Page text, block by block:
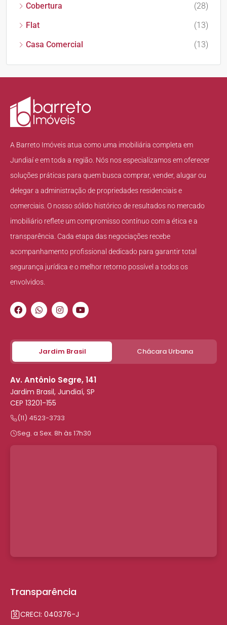
Cobertura
(28)
Flat
(13)
Casa Comercial
(13)
A Barreto Imóveis atua como uma imobiliária completa em
Jundiaí e em toda a região. Nós nos especializamos em oferecer
soluções práticas para quem busca comprar, vender, alugar ou
delegar a administração de propriedades residenciais e
comerciais. O nosso sólido histórico de resultados no mercado
imobiliário reflete um compromisso contínuo com a ética e a
transparência. Cada etapa das negociações recebe
acompanhamento profissional dedicado para garantir total
segurança jurídica e o melhor retorno possível a todos os
envolvidos.
Jardim Brasil Chácara Urbana
Av. Antônio Segre, 141
Jardim Brasil, Jundiaí, SP
CEP 13201-155
(11) 4523-3733
Seg. a Sex. 8h às 17h30
Transparência
CRECI: 040376-J